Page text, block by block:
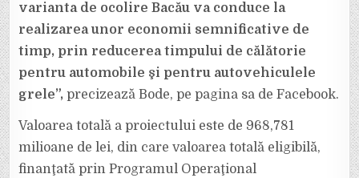
varianta de ocolire Bacău va conduce la
realizarea unor economii semnificative de
timp, prin reducerea timpului de călătorie
pentru automobile şi pentru autovehiculele
grele”, precizează Bode, pe pagina sa de Facebook.
Valoarea totală a proiectului este de 968,781
milioane de lei, din care valoarea totală eligibilă,
finanţată prin Programul Operaţional